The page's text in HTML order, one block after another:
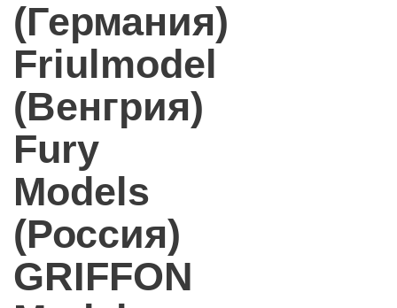
(Германия)
Friulmodel
(Венгрия)
Fury
Models
(Россия)
GRIFFON